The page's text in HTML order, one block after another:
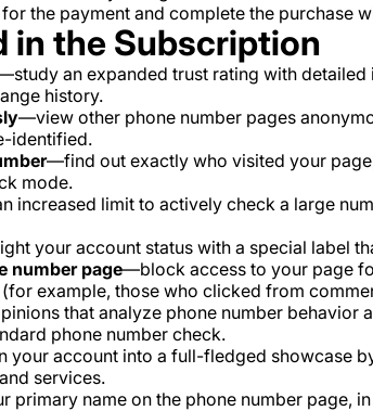
the payment and complete the purchase
in the Subscription
an expanded trust rating with detailed
history.
—view other phone number pages
identified.
—find out exactly who visited your
mode.
increased limit to actively check a large
your account status with a special label
number page—block access to your page
example, those who clicked from
that analyze phone number behavior
phone number check.
your account into a full-fledged showcase
services.
primary name on the phone number page,